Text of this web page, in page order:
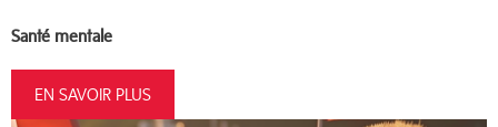
Santé mentale
EN SAVOIR PLUS